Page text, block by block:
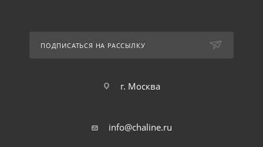
ПОДПИСАТЬСЯ НА РАССЫЛКУ
г. Москва
info@chaline.ru